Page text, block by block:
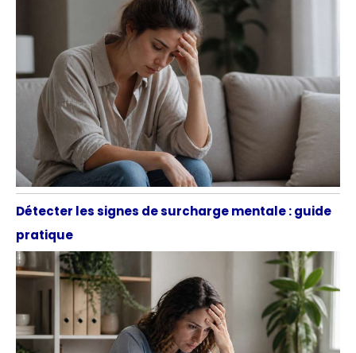
Détecter les signes de surcharge mentale : guide
pratique